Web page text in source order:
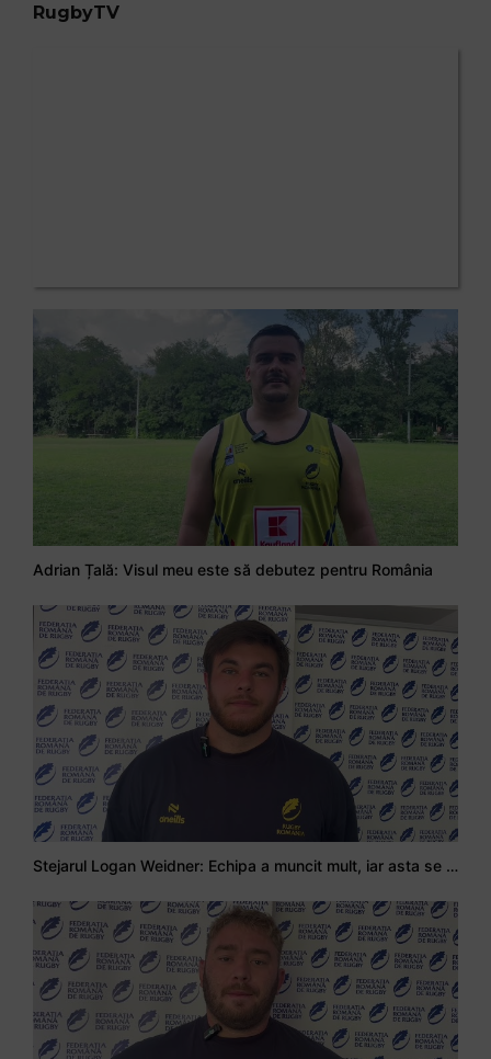
RugbyTV
Adrian Țală: Visul meu este să debutez pentru România
Stejarul Logan Weidner: Echipa a muncit mult, iar asta se va vedea în meciurile de la Nations Cup